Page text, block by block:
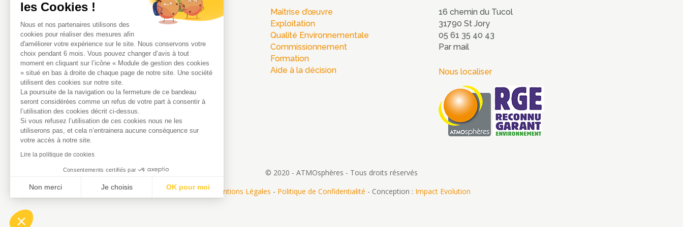
Équipe
Certifications
Nos outils
Nos partenaires
Maîtrise d’œuvre
Exploitation
Qualité Environnementale
Commissionnement
Formation
Aide à la décision
16 chemin du Tucol
31790 St Jory
05 61 35 40 43
Par mail
Nous localiser
© 2020 - ATMOsphères - Tous droits réservés
Mentions Légales - Politique de Confidentialité - Conception : Impact Evolution
les Cookies !
Nous et nos partenaires utilisons des
cookies pour réaliser des mesures afin
d'améliorer votre expérience sur le site. Nous conservons votre
choix pendant 6 mois. Vous pouvez changer d’avis à tout
moment en cliquant sur l’icône « Module de gestion des cookies
» situé en bas à droite de chaque page de notre site. Une société
utilisent des cookies sur notre site.
La poursuite de la navigation ou la fermeture de ce bandeau
seront considérées comme un refus de votre part à consentir à
l’utilisation des cookies décrit ci-dessus.
Si vous refusez l’utilisation de ces cookies nous ne les
utiliserons pas, et cela n’entrainera aucune conséquence sur
votre accès à notre site.
Lire la politique de cookies
Consentements certifiés par
Non merci Je choisis
OK pour moi
Notre plateforme vous permet d'adapter et de gérer vos paramètres de confidentialité, en garantissant la conformité avec les réglementations. Personnalisez vos préférences pour contrôler la manière dont